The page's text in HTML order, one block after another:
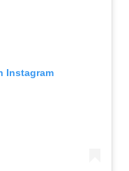
Instagram